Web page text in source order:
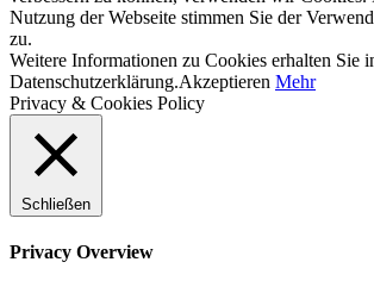
Nutzung der Webseite stimmen Sie der
zu.
Weitere Informationen zu Cookies erhalten Sie
Datenschutzerklärung.Akzeptieren Mehr
Privacy & Cookies Policy
Schließen
Privacy Overview